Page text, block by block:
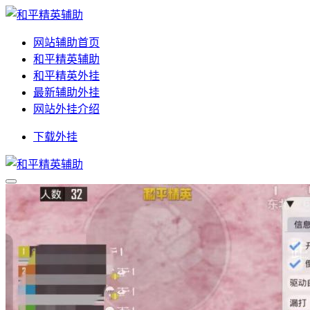
网站辅助首页
和平精英辅助
和平精英外挂
最新辅助外挂
网站外挂介绍
下载外挂